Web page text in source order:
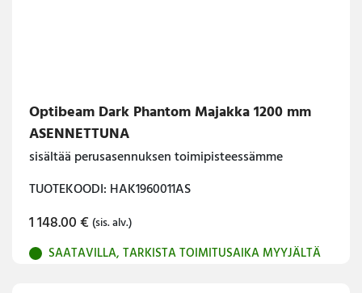
Optibeam Dark Phantom Majakka 1200 mm
ASENNETTUNA
sisältää perusasennuksen toimipisteessämme
TUOTEKOODI: HAK1960011AS
1 148.00€ (sis. alv.)
SAATAVILLA, TARKISTA TOIMITUSAIKA MYYJÄLTÄ